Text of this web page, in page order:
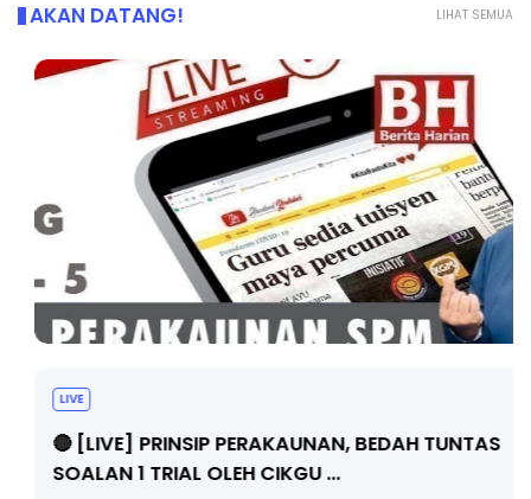
LIHAT SEMUA
AKAN DATANG!
LIVE
🔴 [LIVE] PRINSIP PERAKAUNAN, BEDAH TUNTAS
SOALAN 1 TRIAL OLEH CIKGU ...